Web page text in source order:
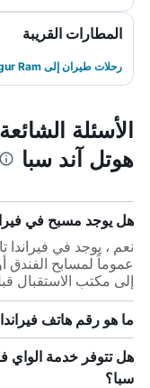
المطارات القريبة
رحلات طيران إلى Sir Seewoosagur Ram.
الأسئلة
هوتل آند سبا
هل يوجد مسبح في
نعم ، يوجد في فيراندا
عموماً لمسابح الفندق
إلى مكتب الاستقبال
ما هو رقم هاتف
هل تتوفر خدمة الواي
سبا؟